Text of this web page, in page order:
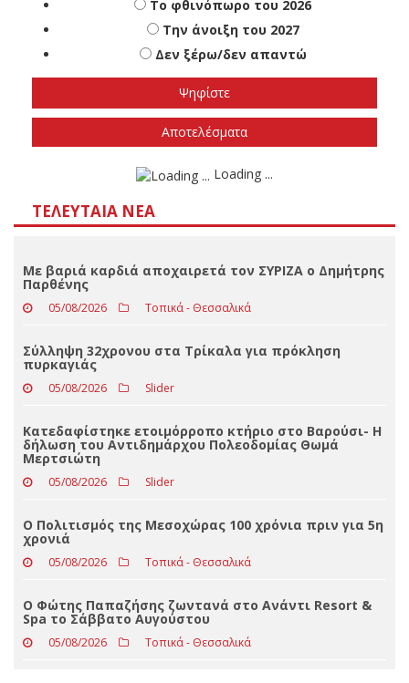
Πότε πιστεύετε ότι θα γίνουν οι εθνικές
εκλογές
Το φθινόπωρο του 2026
Την άνοιξη του 2027
Δεν ξέρω/δεν απαντώ
ΤΕΛΕΥΤΑΊΑ ΝΈΑ
Με βαριά καρδιά αποχαιρετά τον ΣΥΡΙΖΑ ο Δημήτρης
Παρθένης
05/08/2026 Τοπικά - Θεσσαλικά
Σύλληψη 32χρονου στα Τρίκαλα για πρόκληση
πυρκαγιάς
05/08/2026
δήλωση του Αντιδημάρχου Πολεοδομίας Θωμά
Μερτσιώτη
05/08/2026 Slider
Ο Πολιτισμός της Μεσοχώρας 100 χρόνια πριν για 5η
χρονιά
05/08/2026 Τοπικά - Θεσσαλικά